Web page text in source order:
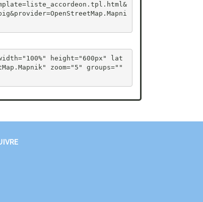
height="600px" lat
zoom="5" groups=""